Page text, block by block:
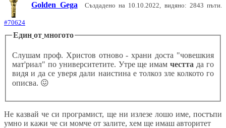
Golden Gega Създадено на 10.10.2022, видяно: 2843 пъти.
#70624
Един от многото
Слушам проф. Христов отново - храни доста "човешкия
мат'риал" по университетите. Утре ще имам честта да го
видя и да се уверя дали наистина е толкоз зле колкото го
описва. 😖
Не казвай че си програмист, ще ни излезе лошо име, постъпи
умно и кажи че си момче от залите, хем ще имаш авторитет